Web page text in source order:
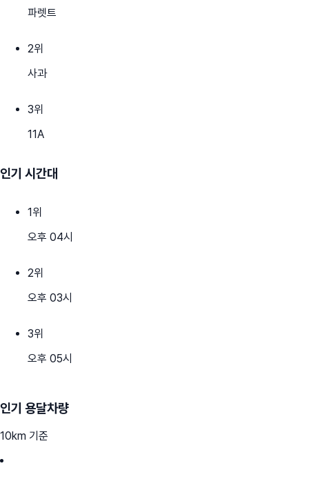
파렛트
2위
사과
3위
11A
인기 시간대
1위
오후 04시
2위
오후 03시
3위
오후 05시
인기 용달차량
10km 기준